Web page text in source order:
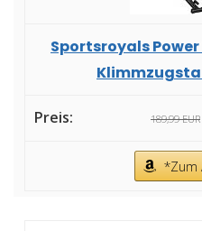
Sportsroyals
189,99 EUR
*Zum